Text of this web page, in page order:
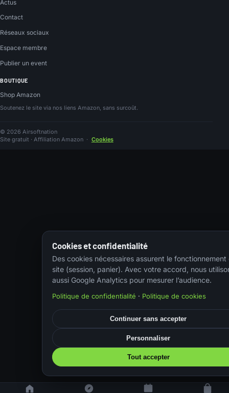
Actus
Contact
Réseaux sociaux
Espace membre
Publier un event
BOUTIQUE
Shop Amazon
Soutenez le site via nos liens Amazon, sans surcoût.
© 2026 Airsoftnation
Site gratuit · Affiliation Amazon · Cookies
Cookies et confidentialité
Des cookies nécessaires assurent le fonctionnement
site (session, panier). Avec votre accord, nous
aussi Google Analytics pour mesurer l’audience.
Politique de confidentialité · Politique de cookies
Continuer sans accepter
Personnaliser
Tout accepter